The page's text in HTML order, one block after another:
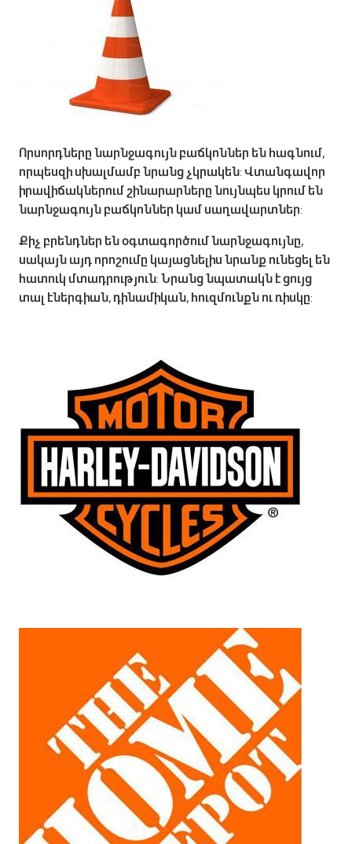
Որսորդները նարնջագույն բաճկոններ են հագնում,
որպեսզի սխալմամբ նրանց չկրակեն: Վտանգավոր
իրավիճակներում շինարարները նույնպես կրում են
նարնջագույն բաճկոններ կամ սաղավարտներ:
Քիչ բրենդներ են օգտագործում նարնջագույնը,
սակայն այդ որոշումը կայացնելիս նրանք ունեցել են
հատուկ մտադրություն: Նրանց նպատակն է ցույց
տալ էներգիան, դինամիկան, հուզմունքն ու ռիսկը: